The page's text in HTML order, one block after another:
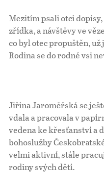
Mezitím psali otci
zřídka, a návštěvy ve
co byl otec propuštěn,
Rodina se do rodné vsi
Jiřina Jaroměřská se
vdala a pracovala v
vedena ke křesťanství a
bohoslužby
velmi aktivní, stále
rodiny svých dětí.